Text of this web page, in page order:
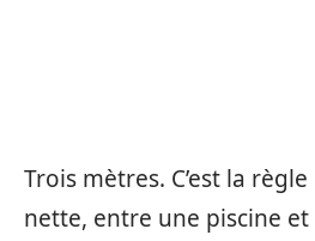
Trois mètres. C’est la règle
nette, entre une piscine